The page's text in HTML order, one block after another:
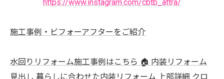
https://www.instagram.com/cbtb_attra/
施工事例・ビフォーアフターをご紹介
水回りリフォーム施工事例はこちら 🏠 内装リフォーム
見出し 暮らしに合わせた内装リフォーム 上部詳細 クロ